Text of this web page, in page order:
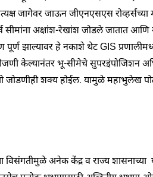
जागेवर जाऊन जीएनएसएस रोव्हर्सच्या
सीमांना अक्षांश-रेखांश जोडले जातात
झाल्यावर हे नकाशे थेट GIS
मोजणी केल्यानंतर भू-सीमेचे सुपरइंपोजिशन
जोडणीही शक्य होईल. यामुळे महाभुलेख
विसंगतीमुळे अनेक केंद्र व राज्य शासनाच्या